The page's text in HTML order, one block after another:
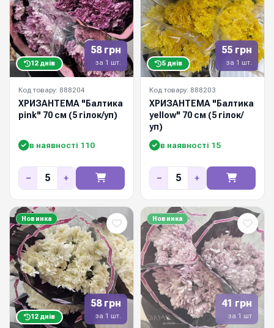
58 грн
за 1 шт.
12 днів
Код товару: 888204
ХРИЗАНТЕМА "Балтика
pink" 70 см (5 гілок/уп)
в наявності 110
− +
55 грн
за 1 шт.
5 днів
Код товару: 888203
ХРИЗАНТЕМА "Балтика
yellow" 70 см (5 гілок/
уп)
в наявності 15
− +
58 грн
за 1 шт.
Новинка
12 днів
41 грн
за 1 шт
Новинка